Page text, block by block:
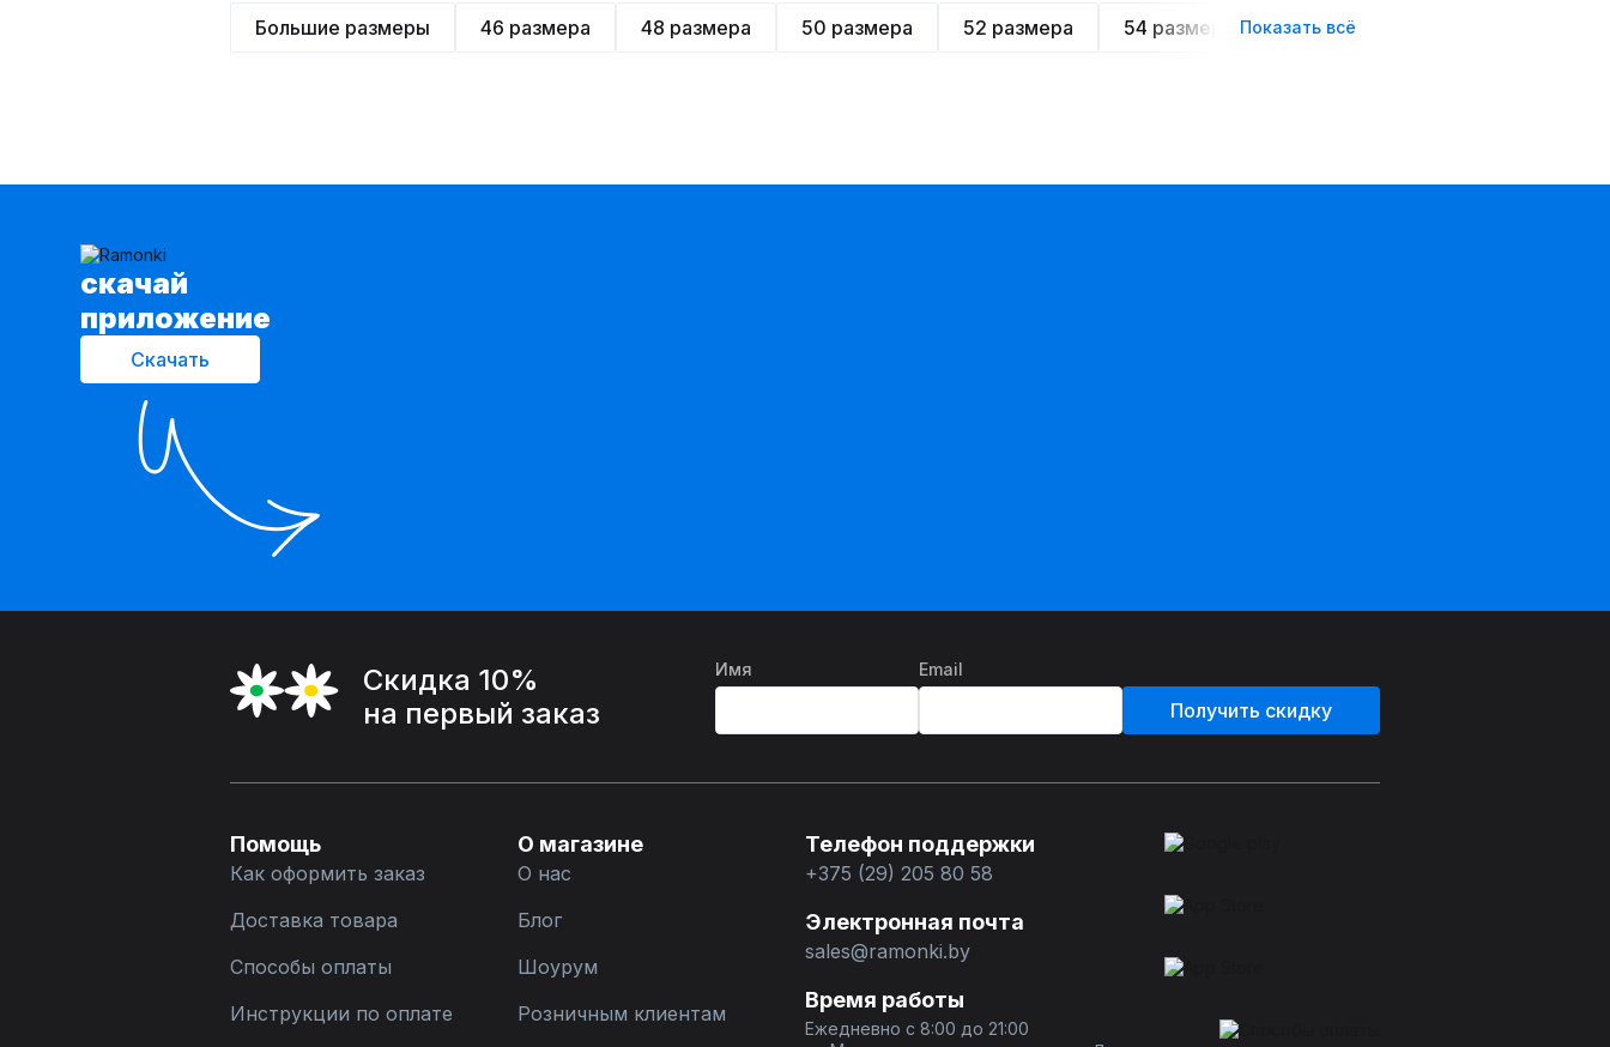
Большие размеры 46 размера 48 размера 50 размера 52 размера 54 размера Летние
Показать всё
cкачай
приложение
Скачать
Скидка 10%
на первый заказ
Имя Email
Получить скидку
Помощь
Как оформить заказ
Доставка товара
Способы оплаты
Инструкции по оплате
О магазине
О нас
Блог
Шоурум
Розничным клиентам
Телефон поддержки
+375 (29) 205 80 58
Электронная почта
sales@ramonki.by
Время работы
Ежедневно с 8:00 до 21:00